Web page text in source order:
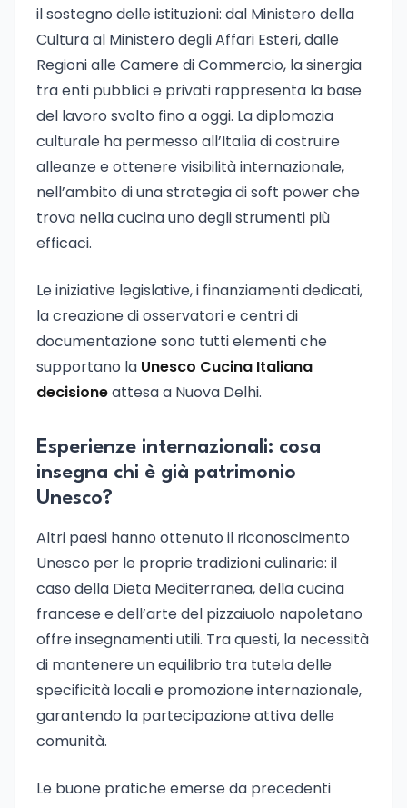
il sostegno delle istituzioni: dal Ministero della
Cultura al Ministero degli Affari Esteri, dalle
Regioni alle Camere di Commercio, la sinergia
tra enti pubblici e privati rappresenta la base
del lavoro svolto fino a oggi. La diplomazia
culturale ha permesso all’Italia di costruire
alleanze e ottenere visibilità internazionale,
nell’ambito di una strategia di soft power che
trova nella cucina uno degli strumenti più
efficaci.
Le iniziative legislative, i finanziamenti dedicati,
la creazione di osservatori e centri di
documentazione sono tutti elementi che
supportano la Unesco Cucina Italiana
decisioneattesa a Nuova Delhi.
Esperienze internazionali: cosa
insegna chi è già patrimonio
Unesco?
Altri paesi hanno ottenuto il riconoscimento
Unesco per le proprie tradizioni culinarie: il
caso della Dieta Mediterranea, della cucina
francese e dell’arte del pizzaiuolo napoletano
offre insegnamenti utili. Tra questi, la necessità
di mantenere un equilibrio tra tutela delle
specificità locali e promozione internazionale,
garantendo la partecipazione attiva delle
comunità.
Le buone pratiche emerse da precedenti